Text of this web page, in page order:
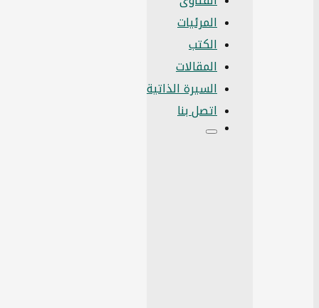
المرئيات
الكتب
المقالات
السيرة الذاتية
اتصل بنا